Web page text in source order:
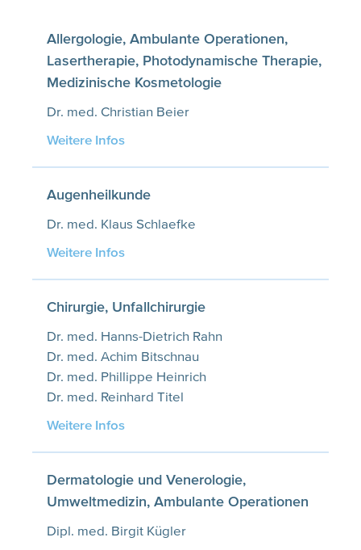
Allergologie, Ambulante Operationen,
Lasertherapie, Photodynamische Therapie,
Medizinische Kosmetologie
Dr. med. Christian Beier
Weitere Infos
Augenheilkunde
Dr. med. Klaus Schlaefke
Weitere Infos
Chirurgie, Unfallchirurgie
Dr. med. Hanns-Dietrich Rahn
Dr. med. Achim Bitschnau
Dr. med. Phillippe Heinrich
Dr. med. Reinhard Titel
Weitere Infos
Dermatologie und Venerologie,
Umweltmedizin, Ambulante Operationen
Dipl. med. Birgit Kügler